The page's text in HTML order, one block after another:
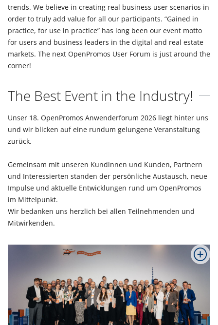
trends. We believe in creating real business user scenarios in
order to truly add value for all our participants. “Gained in
practice, for use in practice” has long been our event motto
for users and business leaders in the digital and real estate
markets. The next OpenPromos User Forum is just around the
corner!
The Best Event in the Industry!
Unser 18. OpenPromos Anwenderforum 2026 liegt hinter uns
und wir blicken auf eine rundum gelungene Veranstaltung
zurück.
Gemeinsam mit unseren Kundinnen und Kunden, Partnern
und Interessierten standen der persönliche Austausch, neue
Impulse und aktuelle Entwicklungen rund um OpenPromos
im Mittelpunkt.
Wir bedanken uns herzlich bei allen Teilnehmenden und
Mitwirkenden.